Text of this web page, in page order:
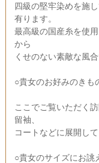
四級の堅牢染めを施
有ります。
最高級の国産糸を使
から
くせのない素敵な風
○貴女のお好みのきも
ここでご覧いただく
留袖、
コートなどに展開し
○貴女のサイズにお誂